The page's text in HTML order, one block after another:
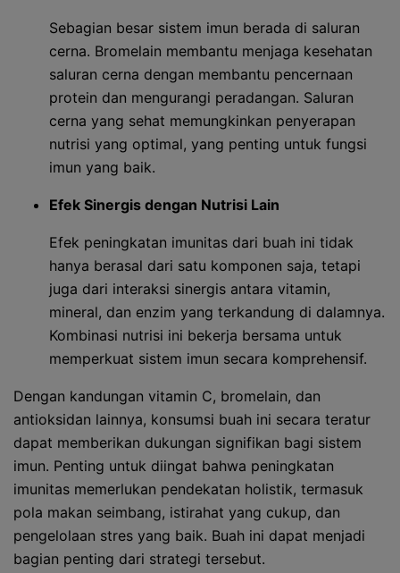
Sebagian besar sistem imun berada di saluran
cerna. Bromelain membantu menjaga kesehatan
saluran cerna dengan membantu pencernaan
protein dan mengurangi peradangan. Saluran
cerna yang sehat memungkinkan penyerapan
nutrisi yang optimal, yang penting untuk fungsi
imun yang baik.
Efek Sinergis dengan Nutrisi Lain
Efek peningkatan imunitas dari buah ini tidak
hanya berasal dari satu komponen saja, tetapi
juga dari interaksi sinergis antara vitamin,
mineral, dan enzim yang terkandung di dalamnya.
Kombinasi nutrisi ini bekerja bersama untuk
memperkuat sistem imun secara komprehensif.
Dengan kandungan vitamin C, bromelain, dan
antioksidan lainnya, konsumsi buah ini secara teratur
dapat memberikan dukungan signifikan bagi sistem
imun. Penting untuk diingat bahwa peningkatan
imunitas memerlukan pendekatan holistik, termasuk
pola makan seimbang, istirahat yang cukup, dan
pengelolaan stres yang baik. Buah ini dapat menjadi
bagian penting dari strategi tersebut.